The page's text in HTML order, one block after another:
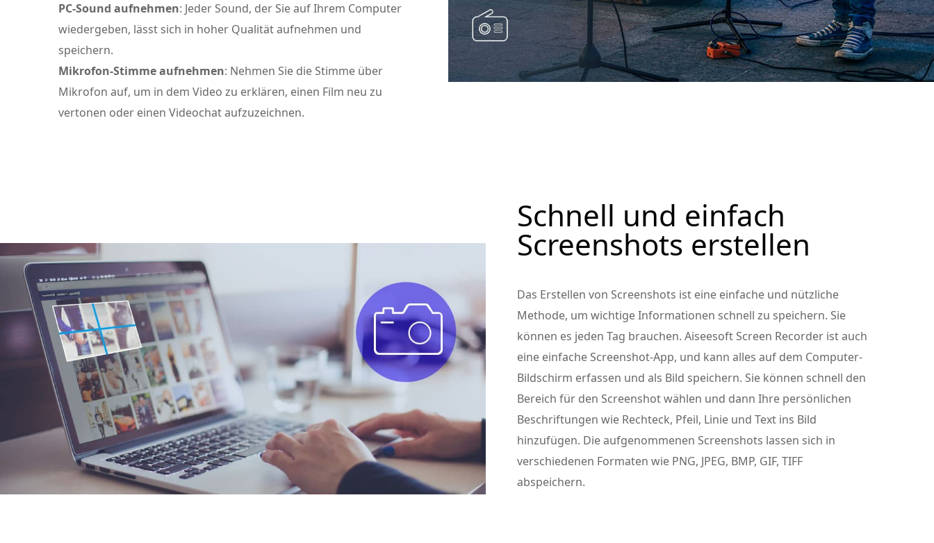
PC-Sound aufnehmen: Jeder Sound, der Sie auf Ihrem Computer
wiedergeben, lässt sich in hoher Qualität aufnehmen und
speichern.
Mikrofon-Stimme aufnehmen: Nehmen Sie die Stimme über
Mikrofon auf, um in dem Video zu erklären, einen Film neu zu
vertonen oder einen Videochat aufzuzeichnen.
Schnell und einfach
Screenshots erstellen
Das Erstellen von Screenshots ist eine einfache und nützliche
Methode, um wichtige Informationen schnell zu speichern. Sie
können es jeden Tag brauchen. Aiseesoft Screen Recorder ist auch
eine einfache Screenshot-App, und kann alles auf dem Computer-
Bildschirm erfassen und als Bild speichern. Sie können schnell den
Bereich für den Screenshot wählen und dann Ihre persönlichen
Beschriftungen wie Rechteck, Pfeil, Linie und Text ins Bild
hinzufügen. Die aufgenommenen Screenshots lassen sich in
verschiedenen Formaten wie PNG, JPEG, BMP, GIF, TIFF
abspeichern.